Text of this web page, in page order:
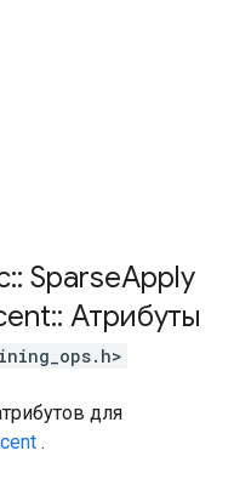
:: SparseApply
:: Атрибуты
для
.